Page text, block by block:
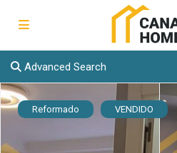
Advanced Search
Reformado VENDIDO